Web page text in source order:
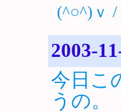
(^○^)ｖ /
2003-
今日こ
うの。